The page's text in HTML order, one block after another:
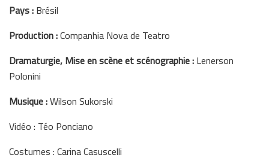
Pays :Brésil
Production :Companhia Nova de Teatro
Dramaturgie, Mise en scène et scénographie :Lenerson
Polonini
Musique :Wilson Sukorski
Vidéo : Téo Ponciano
Costumes : Carina Casuscelli